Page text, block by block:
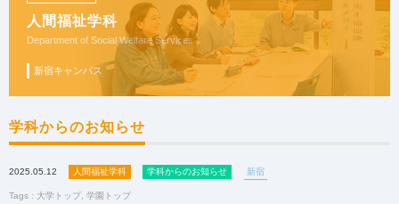
人間福祉学科
Department of Social Welfare Services
新宿キャンパス
学科からのお知らせ
2025.05.12 人間福祉学科 学科からのお知らせ 新宿
Tags : 大学トップ 学園トップ